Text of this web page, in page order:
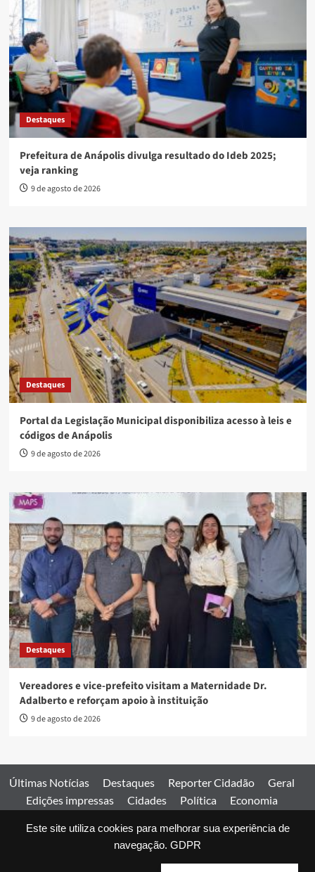
Este site utiliza cookies para melhorar sua experiência de
navegação. GDPR
Destaques
Prefeitura de Anápolis divulga resultado do Ideb 2025;
veja ranking
9 de agosto de 2026
Destaques
Portal da Legislação Municipal disponibiliza acesso à leis e
códigos de Anápolis
9 de agosto de 2026
Destaques
Vereadores e vice-prefeito visitam a Maternidade Dr.
Adalberto e reforçam apoio à instituição
9 de agosto de 2026
Últimas Notícias Destaques Reporter Cidadão
Geral
Edições impressas
Cidades Política
Economia
Comercial
Edições impressas Expediente Home